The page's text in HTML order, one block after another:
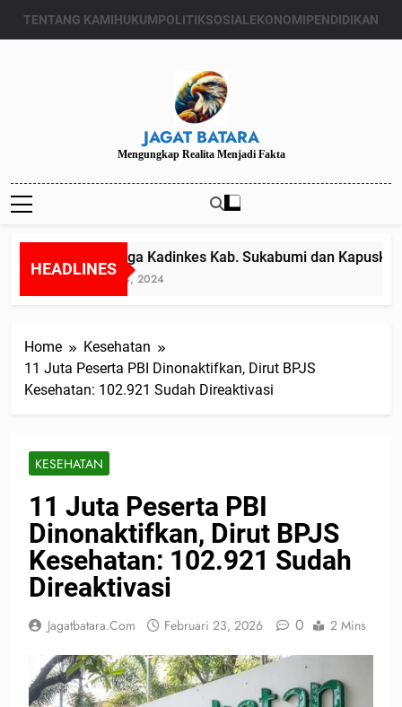
TENTANG KAMIHUKUMPOLITIKSOSIALEKONOMIPENDIDIKAN
JAGAT BATARA
Mengungkap Realita Menjadi Fakta
HEADLINES
Diduga Kadinkes Kab. Sukabumi dan
Juli 24, 2024
Home
Kesehatan
11 Juta Peserta PBI Dinonaktifkan, Dirut BPJS
Kesehatan: 102.921 Sudah Direaktivasi
KESEHATAN
11 Juta Peserta PBI
Dinonaktifkan, Dirut BPJS
Kesehatan: 102.921 Sudah
Direaktivasi
Jagatbatara.com Februari 23, 2026 0 2 Mins